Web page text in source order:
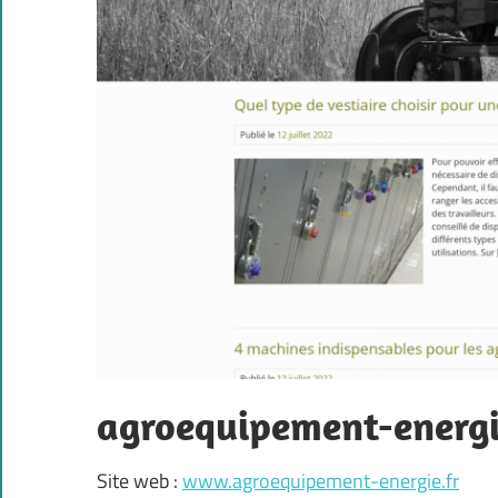
agroequipement-
Site web :www.agroequipement-energie.fr